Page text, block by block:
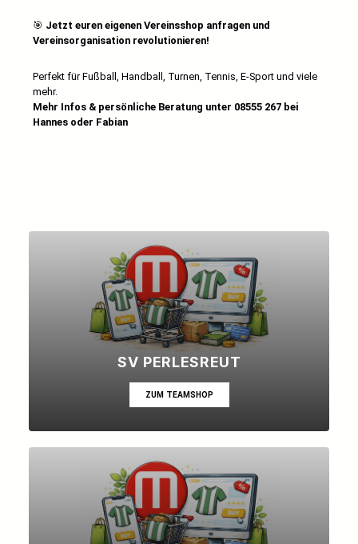
🎯 Jetzt euren eigenen Vereinsshop anfragen und
Vereinsorganisation revolutionieren!
Perfekt für Fußball, Handball, Turnen, Tennis, E-Sport und viele
mehr.
Mehr Infos & persönliche Beratung unter 08555 267 bei
Hannes oder Fabian
SV PERLESREUT
ZUM TEAMSHOP